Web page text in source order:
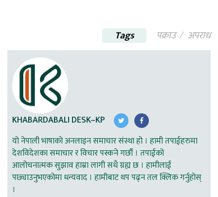
Tags पक्राउ अपराध
KHABARDABALI DESK–KP
यो नेपाली भाषाको अनलाइन समाचार संस्था हो । हामी तपाईहरुमा
देशविदेशका समाचार र विचार पस्कने गर्छौ । तपाईको
आलोचनात्मक सुझाव हाम्रा लागी सधै ग्रह्य छ । हामीलाई
पछ्याउनुभएकोमा धन्यवाद । हामीबाट थप पढ्न तल क्लिक गर्नुहोस्
।